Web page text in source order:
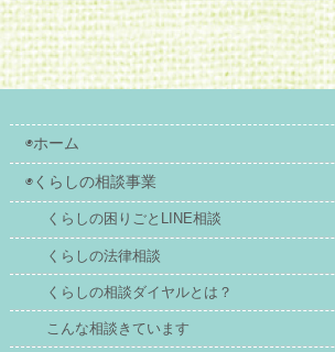
◉ホーム
◉くらしの相談事業
くらしの困りごとLINE相談
くらしの法律相談
くらしの相談ダイヤルとは？
こんな相談きています